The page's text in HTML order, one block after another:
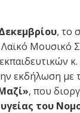
, το
Λαϊκό Μουσικό
κ.
εκδήλωση με
, που
του